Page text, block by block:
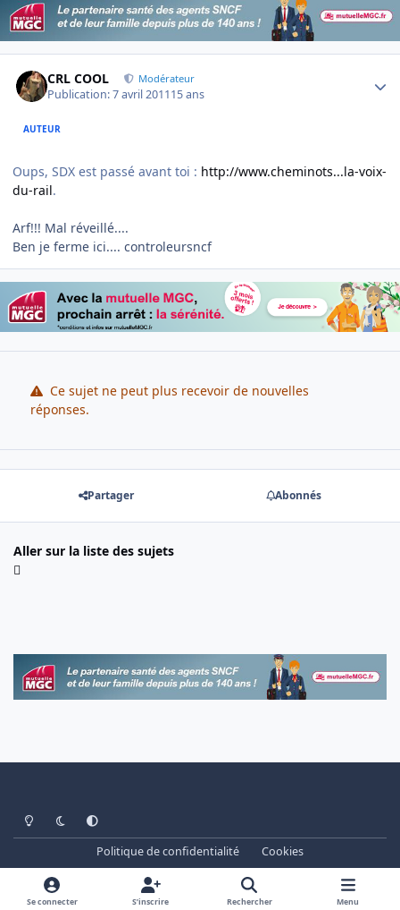
CRL COOL Modérateur
Publication:7 avril 201115 ans
AUTEUR
Oups, SDX est passé avant toi : http://www.cheminots...la-voix-
du-rail.
Arf!!! Mal réveillé....
Ben je ferme ici.... controleursncf
Ce sujet ne peut plus recevoir de nouvelles
réponses.
Partager Abonnés
Aller sur la liste des sujets
Light ModeDark ModeSystem Preference
Politique de confidentialité
Cookies
www.cheminots.net - Forum Libre depuis 2003
Powered by
Invision Community
Se connecter S’inscrire Rechercher Menu